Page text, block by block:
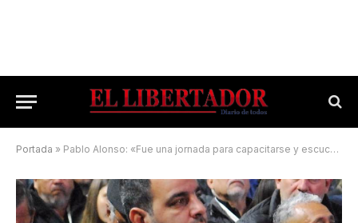
Portada » Pablo Alonso: «Fue una jornada para capacitarse y escuchar los anuncios»